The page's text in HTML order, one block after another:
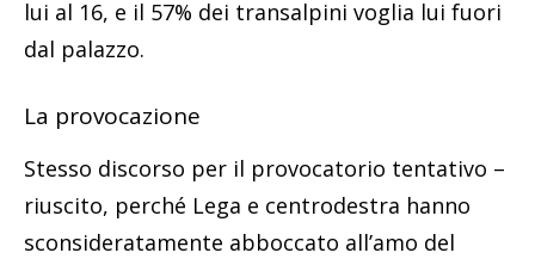
lui al 16, e il 57% dei transalpini voglia lui fuori
dal palazzo.
La provocazione
Stesso discorso per il provocatorio tentativo –
riuscito, perché Lega e centrodestra hanno
sconsideratamente abboccato all’amo del